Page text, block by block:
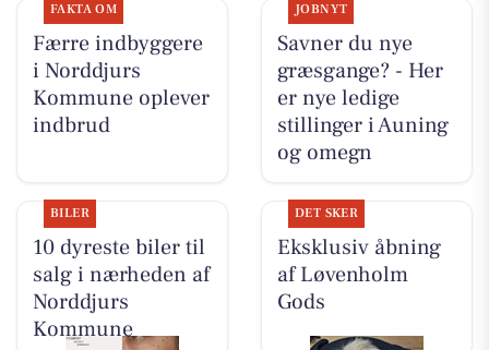
FAKTA OM
Færre indbyggere
i Norddjurs
Kommune oplever
indbrud
JOBNYT
Savner du nye
græsgange? - Her
er nye ledige
stillinger i Auning
og omegn
BILER
10 dyreste biler til
salg i nærheden af
Norddjurs
Kommune
DET SKER
Eksklusiv åbning
af Løvenholm
Gods